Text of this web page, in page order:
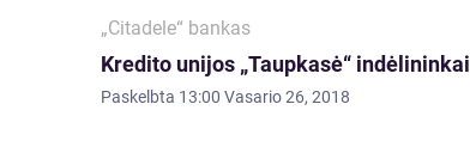
„Citadele“ bankas
Kredito unijos „Taupkasė“
Paskelbta 13:00 Vasario 26, 2018